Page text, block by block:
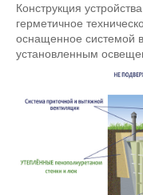
Конструкция
герметичное
оснащенное системой
установленным